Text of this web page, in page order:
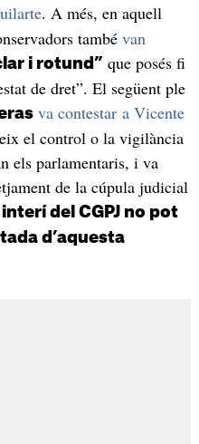
. A més, en aquell
també van
i rotund”que posés fi
de dret”. El següent ple
va contestar a Vicente
el control o la vigilància
els parlamentaris, i va
de la cúpula judicial
del CGPJ no pot
d’aquesta